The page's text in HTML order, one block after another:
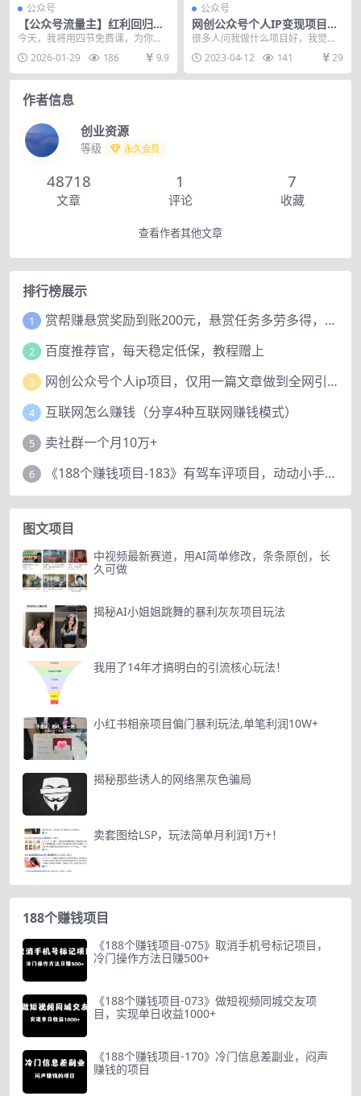
公众号
【公众号流量主】红利回归！
AI四步法每天3分钟，实测稳
今天，我将用四节免费课，为你完
整揭秘这套玩法，你可以选择自己
实操，也可以选择加入...
2026-01-29 186 9.9
公众号
网创公众号个人IP变现项目：
新手可操作，每天两小时，坚
很多人问我做什么项目好，我觉得
网创公众号就是一个不错的项目，
我一直认为赚钱就要做...
2023-04-12 141 29
作者信息
创业资源
等级 永久会员
48718
文章
1
评论
7
收藏
查看作者其他文章
排行榜展示
1 赏帮赚悬赏奖励到账200元，悬赏任务多劳多得，人人可做。
2 百度推荐官，每天稳定低保，教程赠上
3 网创公众号个人ip项目，仅用一篇文章做到全网引流！
4 互联网怎么赚钱（分享4种互联网赚钱模式）
5 卖社群一个月10万+
6 《188个赚钱项目-183》有驾车评项目，动动小手，复制粘贴赚44元！
图文项目
中视频最新赛道，用AI简单修改，条条原创，长
久可做
揭秘AI小姐姐跳舞的暴利灰灰项目玩法
我用了14年才搞明白的引流核心玩法！
小红书相亲项目偏门暴利玩法,单笔利润10W+
揭秘那些诱人的网络黑灰色骗局
卖套图给LSP，玩法简单月利润1万+！
188个赚钱项目
《188个赚钱项目-075》取消手机号标记项目，
冷门操作方法日赚500+
《188个赚钱项目-073》做短视频同城交友项
目，实现单日收益1000+
《188个赚钱项目-170》冷门信息差副业，闷声
赚钱的项目